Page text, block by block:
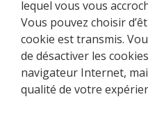
lequel vous vous
Vous pouvez choisir
cookie est transmis.
de désactiver les
navigateur Internet,
qualité de votre